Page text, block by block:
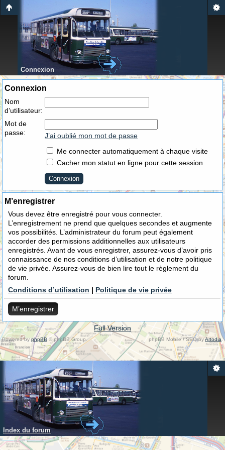
Connexion
Connexion
Nom
d’utilisateur:
Mot de
passe:
J’ai oublié mon mot de passe
Me connecter automatiquement à chaque visite
Cacher mon statut en ligne pour cette session
M’enregistrer
Vous devez être enregistré pour vous connecter.
L’enregistrement ne prend que quelques secondes et augmente
vos possibilités. L’administrateur du forum peut également
accorder des permissions additionnelles aux utilisateurs
enregistrés. Avant de vous enregistrer, assurez-vous d’avoir pris
connaissance de nos conditions d’utilisation et de notre politique
de vie privée. Assurez-vous de bien lire tout le règlement du
forum.
Conditions d’utilisation | Politique de vie privée
M’enregistrer
Full Version
Powered byphpBB © phpBB Group. phpBB Mobile / SEO byArtodia .
Index du forum